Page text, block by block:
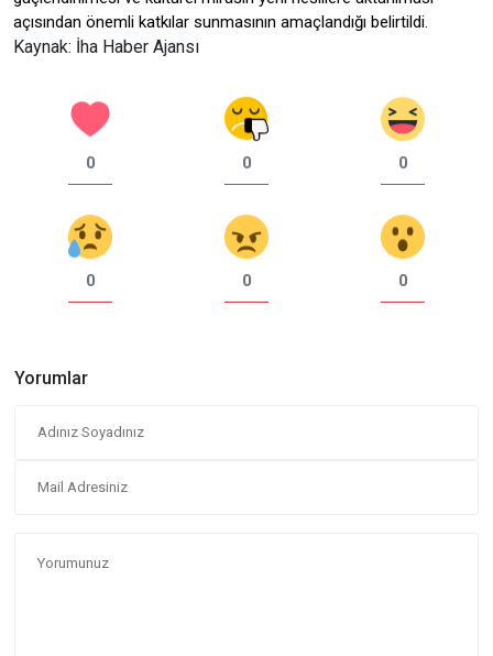
açısından önemli katkılar sunmasının amaçlandığı belirtildi.
Kaynak: İha Haber Ajansı
0 0 0
0 0 0
Yorumlar